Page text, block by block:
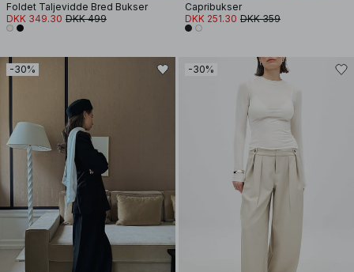
Foldet Taljevidde Bred Bukser
DKK 349.30 DKK 499
Capribukser
DKK 251.30 DKK 359
-30% -30%